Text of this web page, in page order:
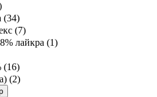
(34)
(7)
лайкра (1)
(16)
(2)